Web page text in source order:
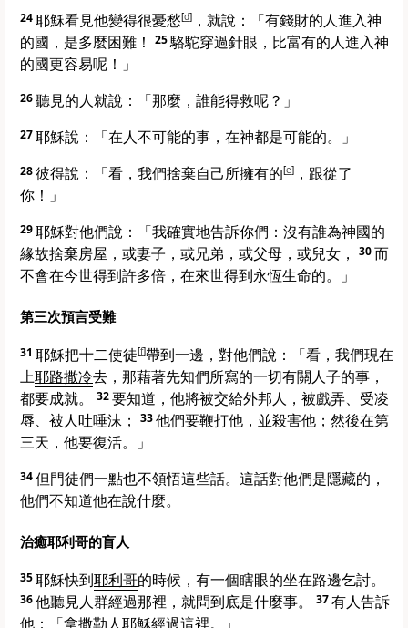
24耶穌看見他變得很憂愁[d] ，就說：
「有錢財的人進入神
的國，是多麼困難！
25駱駝穿過針眼，比富有的人進入神
的國更容易呢！」
26聽見的人就說：「那麼，誰能得救呢？」
27耶穌說： 「在人不可能的事，在神都是可能的。」
28彼得說：「看，我們捨棄自己所擁有的[e] ，跟從了
你！」
29耶穌對他們說：
「我確實地告訴你們：沒有誰為神國的
緣故捨棄房屋，或妻子，或兄弟，或父母，或兒女，
30而
不會在今世得到許多倍，在來世得到永恆生命的。」
第三次預言受難
31 耶穌把十二使徒[f]帶到一邊，對他們說：
「看，我們現在
上耶路撒冷去，那藉著先知們所寫的一切有關人子的事，
都要成就。
32要知道，他將被交給外邦人，被戲弄、受凌
辱、被人吐唾沫；
33他們要鞭打他，並殺害他；然後在第
三天，他要復活。」
34但門徒們一點也不領悟這些話。這話對他們是隱藏的，
他們不知道他在說什麼。
治癒耶利哥的盲人
35耶穌快到耶利哥的時候，有一個瞎眼的坐在路邊乞討。
36他聽見人群經過那裡，就問到底是什麼事。 37有人告訴
他：「拿撒勒人耶穌經過這裡。」